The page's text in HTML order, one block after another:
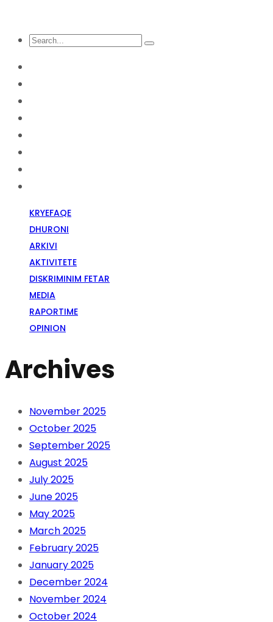
KRYEFAQE
DHURONI
ARKIVI
AKTIVITETE
DISKRIMINIM FETAR
MEDIA
RAPORTIME
OPINION
Archives
November 2025
October 2025
September 2025
August 2025
July 2025
June 2025
May 2025
March 2025
February 2025
January 2025
December 2024
November 2024
October 2024